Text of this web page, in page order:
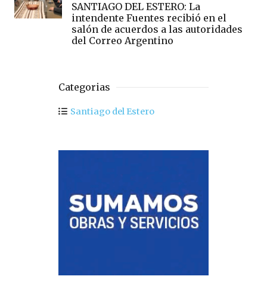
SANTIAGO DEL ESTERO: La
intendente Fuentes recibió en el
salón de acuerdos a las autoridades
del Correo Argentino
Categorias
Santiago del Estero